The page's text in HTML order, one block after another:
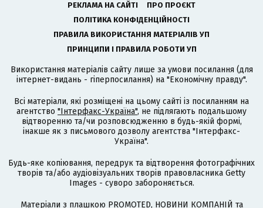
РЕКЛАМА НА САЙТІ
ПРО ПРОЄКТ
ПОЛІТИКА КОНФІДЕНЦІЙНОСТІ
ПРАВИЛА ВИКОРИСТАННЯ МАТЕРІАЛІВ УП
ПРИНЦИПИ І ПРАВИЛА РОБОТИ УП
Використання матеріалів сайту лише за умови посилання (для
інтернет-видань - гіперпосилання) на "Економічну правду".
Всі матеріали, які розміщені на цьому сайті із посиланням на
агентство "Інтерфакс-Україна", не підлягають подальшому
відтворенню та/чи розповсюдженню в будь-якій формі,
інакше як з письмового дозволу агентства "Інтерфакс-
Україна".
Будь-яке копіювання, передрук та відтворення фотографічних
творів та/або аудіовізуальних творів правовласника Getty
Images - суворо забороняється.
Матеріали з плашкою PROMOTED, НОВИНИ КОМПАНІЙ та